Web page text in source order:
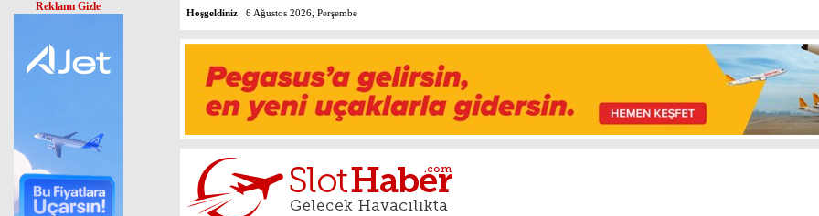
Hoşgeldiniz 6 Ağustos 2026, Perşembe
Reklamı Gizle